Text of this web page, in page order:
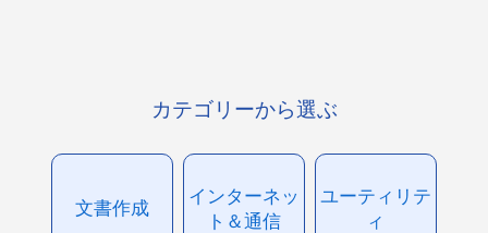
カテゴリーから選ぶ
文書作成
インターネッ
ト＆通信
ユーティリテ
ィ